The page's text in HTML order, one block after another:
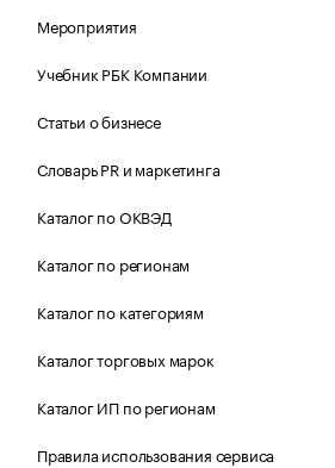
Мероприятия
Учебник РБК Компании
Статьи о бизнесе
Словарь PR и маркетинга
Каталог по ОКВЭД
Каталог по регионам
Каталог по категориям
Каталог торговых марок
Каталог ИП по регионам
Правила использования сервиса